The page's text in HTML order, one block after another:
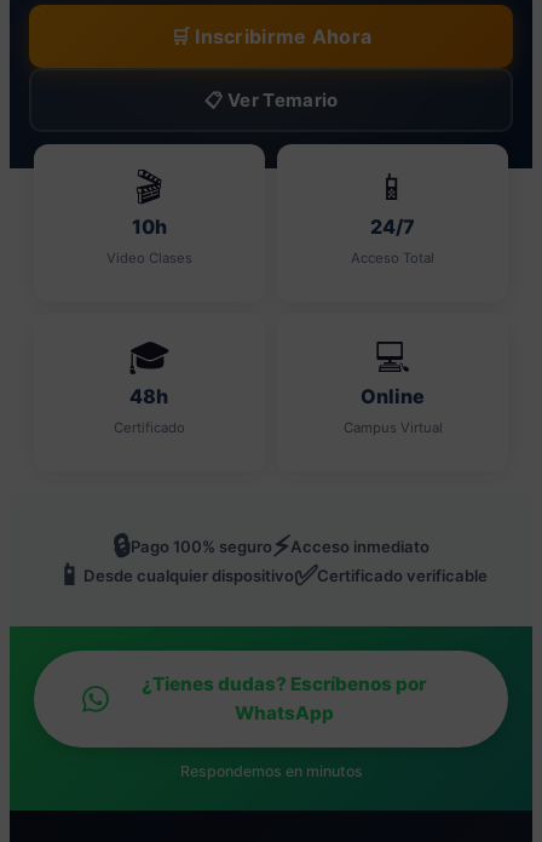
🛒 Inscribirme Ahora
📋 Ver Temario
🎬
10h
Video Clases
📱
24/7
Acceso Total
🎓
48h
Certificado
💻
Online
Campus Virtual
🔒Pago 100% seguro⚡Acceso inmediato
📱 Desde cualquier dispositivo✅Certificado verificable
¿Tienes dudas? Escríbenos por
WhatsApp
Respondemos en minutos